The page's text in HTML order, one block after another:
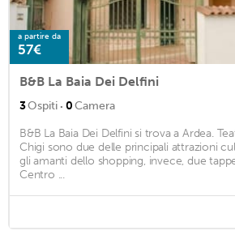
a partire da
57€
B&B La Baia Dei Delfini
3Ospiti · 0Camera
B&B La Baia Dei Delfini si trova a Ardea.
Chigi sono due delle principali attrazioni
gli amanti dello shopping, invece, due
Centro ...